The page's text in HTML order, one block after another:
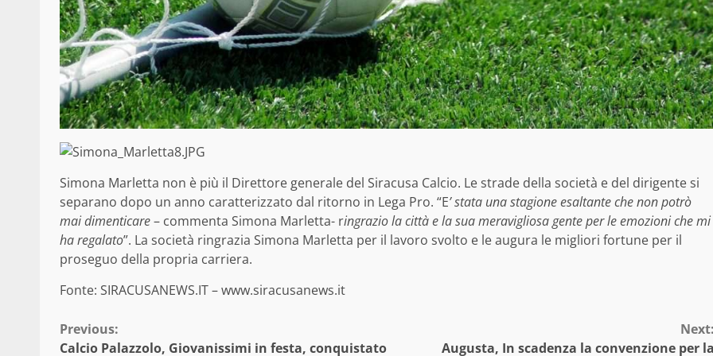
Simona Marletta non è più il Direttore generale del Siracusa Calcio. Le strade della società e del dirigente si
separano dopo un anno caratterizzato dal ritorno in Lega Pro. “E’ stata una stagione esaltante che non potrò
mai dimenticare– commenta Simona Marletta- ringrazio la città e la sua meravigliosa gente per le emozioni che mi
ha regalato”. La società ringrazia Simona Marletta per il lavoro svolto e le augura le migliori fortune per il
proseguo della propria carriera.
Fonte: SIRACUSANEWS.IT – www.siracusanews.it
Continue
Previous:
Calcio Palazzolo, Giovanissimi in festa, conquistato
Augusta, In scadenza la convenzione per